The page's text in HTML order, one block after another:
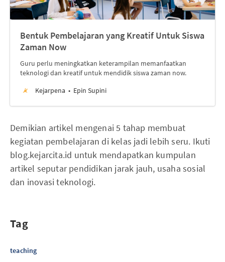
Bentuk Pembelajaran yang Kreatif Untuk Siswa
Zaman Now
Guru perlu meningkatkan keterampilan memanfaatkan
teknologi dan kreatif untuk mendidik siswa zaman now.
Kejarpena
Epin Supini
Demikian artikel mengenai 5 tahap membuat
kegiatan pembelajaran di kelas jadi lebih seru. Ikuti
blog.kejarcita.id untuk mendapatkan kumpulan
artikel seputar pendidikan jarak jauh, usaha sosial
dan inovasi teknologi.
Tag
teaching